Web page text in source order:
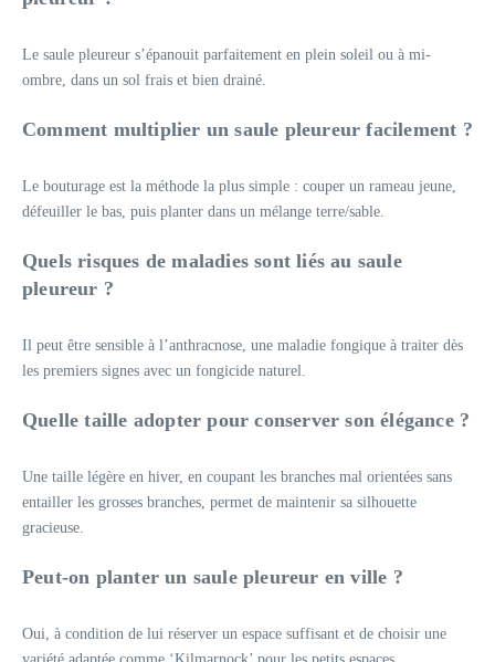
Le saule pleureur s’épanouit parfaitement en plein soleil ou à mi-
ombre, dans un sol frais et bien drainé.
Comment multiplier un saule pleureur facilement ?
Le bouturage est la méthode la plus simple : couper un rameau jeune,
défeuiller le bas, puis planter dans un mélange terre/sable.
Quels risques de maladies sont liés au saule
pleureur ?
Il peut être sensible à l’anthracnose, une maladie fongique à traiter dès
les premiers signes avec un fongicide naturel.
Quelle taille adopter pour conserver son élégance ?
Une taille légère en hiver, en coupant les branches mal orientées sans
entailler les grosses branches, permet de maintenir sa silhouette
gracieuse.
Peut-on planter un saule pleureur en ville ?
Oui, à condition de lui réserver un espace suffisant et de choisir une